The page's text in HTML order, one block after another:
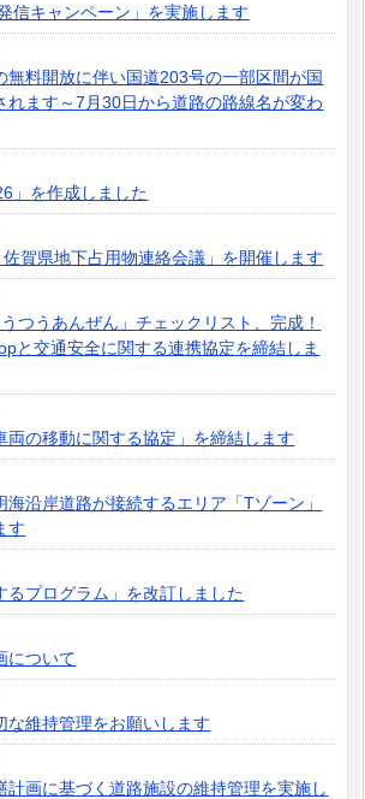
信キャンペーン」を実施します
無料開放に伴い国道203号の一部区間が国
れます～7月30日から道路の路線名が変わ
」を作成しました
佐賀県地下占用物連絡会議」を開催します
つうあんぜん」チェックリスト、完成！
と交通安全に関する連携協定を締結しま
両の移動に関する協定」を締結します
沿岸道路が接続するエリア「Tゾーン」
す
るプログラム」を改訂しました
について
な維持管理をお願いします
計画に基づく道路施設の維持管理を実施し